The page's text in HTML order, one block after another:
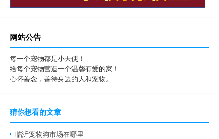
网站公告
每一个宠物都是小天使！
给每个宠物营造一个温馨有爱的家！
心怀善念，善待身边的人和宠物。
猜你想看的文章
临沂宠物狗市场在哪里